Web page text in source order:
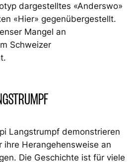
dargestelltes «Anderswo»
«Hier» gegenübergestellt.
Mangel an
Schweizer
Langstrumpf demonstrieren
ihre Herangehensweise an
Die Geschichte ist für viele